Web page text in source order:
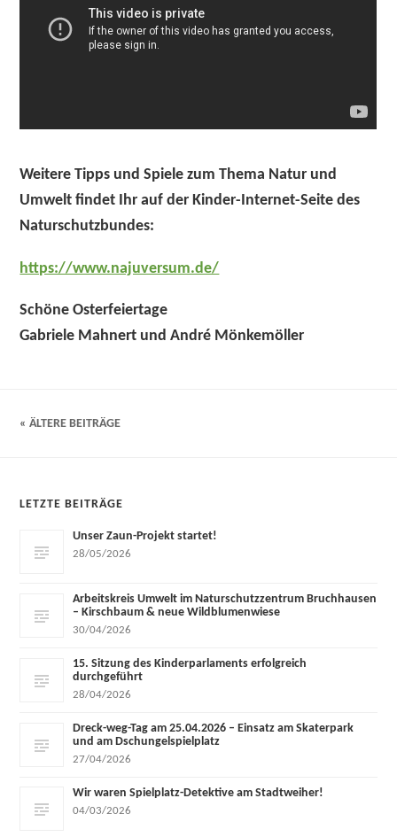
Weitere Tipps und Spiele zum Thema Natur und
Umwelt findet Ihr auf der Kinder-Internet-Seite des
Naturschutzbundes:
https://www.najuversum.de/
Schöne Osterfeiertage
Gabriele Mahnert und André Mönkemöller
« ÄLTERE BEITRÄGE
LETZTE BEITRÄGE
Unser Zaun-Projekt startet!
28/05/2026
Arbeitskreis Umwelt im Naturschutzzentrum Bruchhausen
– Kirschbaum & neue Wildblumenwiese
30/04/2026
15. Sitzung des Kinderparlaments erfolgreich
durchgeführt
28/04/2026
Dreck-weg-Tag am 25.04.2026 – Einsatz am Skaterpark
und am Dschungelspielplatz
27/04/2026
Wir waren Spielplatz-Detektive am Stadtweiher!
04/03/2026